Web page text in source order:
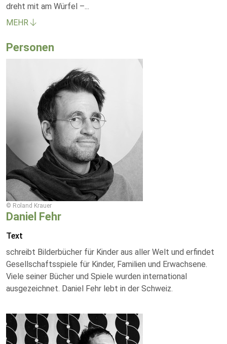
dreht mit am Würfel –...
MEHR
Personen
© Roland Krauer
Daniel Fehr
Text
schreibt Bilderbücher für Kinder aus aller Welt und erfindet
Gesellschaftsspiele für Kinder, Familien und Erwachsene.
Viele seiner Bücher und Spiele wurden international
ausgezeichnet. Daniel Fehr lebt in der Schweiz.